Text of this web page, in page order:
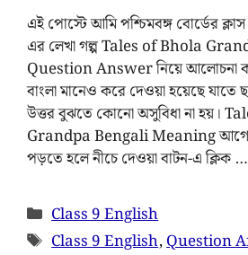
এই পোস্টে আমি পশ্চিমবঙ্গ বোর্ডের
এর লেখা গল্প Tales of Bhola
Question Answer নিয়ে আলোচনা
বাংলা মানেও করে দেওয়া হয়েছে যাতে
উত্তর বুঝতে কোনো অসুবিধা না হয়।
Grandpa Bengali Meaning আগেই
পড়তে হলে নীচে দেওয়া বাটন-এ ক্লিক …
Class 9 English
Class 9 English,Question